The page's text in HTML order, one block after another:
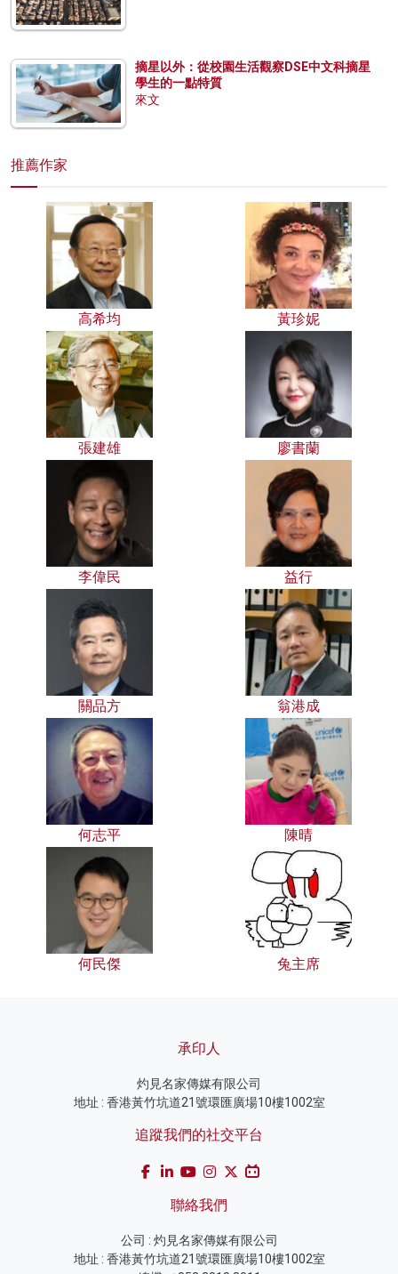
摘星以外：從校園生活觀察DSE中文科摘星
學生的一點特質
來文
推薦作家
高希均 黃珍妮
張建雄 廖書蘭
李偉民 益行
關品方 翁港成
何志平 陳晴
何民傑 兔主席
承印人
灼見名家傳媒有限公司
地址 : 香港黃竹坑道21號環匯廣場10樓1002室
追蹤我們的社交平台
聯絡我們
公司 : 灼見名家傳媒有限公司
地址 : 香港黃竹坑道21號環匯廣場10樓1002室